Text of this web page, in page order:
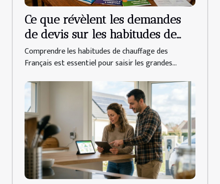
Ce que révèlent les demandes
de devis sur les habitudes de
chauffage des français
Comprendre les habitudes de chauffage des
Français est essentiel pour saisir les grandes...